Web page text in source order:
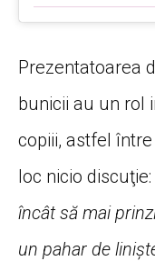
Prezentatoarea
bunicii au un rol
copiii, astfel
loc nicio discuţie:
încât să mai
un pahar de